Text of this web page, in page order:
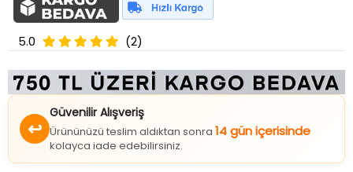
5.0 (2)
↩
Güvenilir Alışveriş
Ürününüzü teslim aldıktan sonra 14 gün içerisinde
kolayca iade edebilirsiniz.